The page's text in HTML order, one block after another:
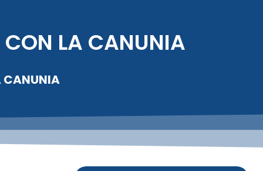
CON LA CANUNIA
CANUNIA